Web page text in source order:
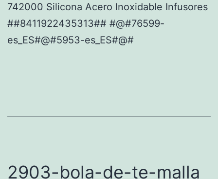
742000 Silicona Acero Inoxidable Infusores
##8411922435313## #@#76599-
es_ES#@#5953-es_ES#@#
2903-bola-de-te-malla